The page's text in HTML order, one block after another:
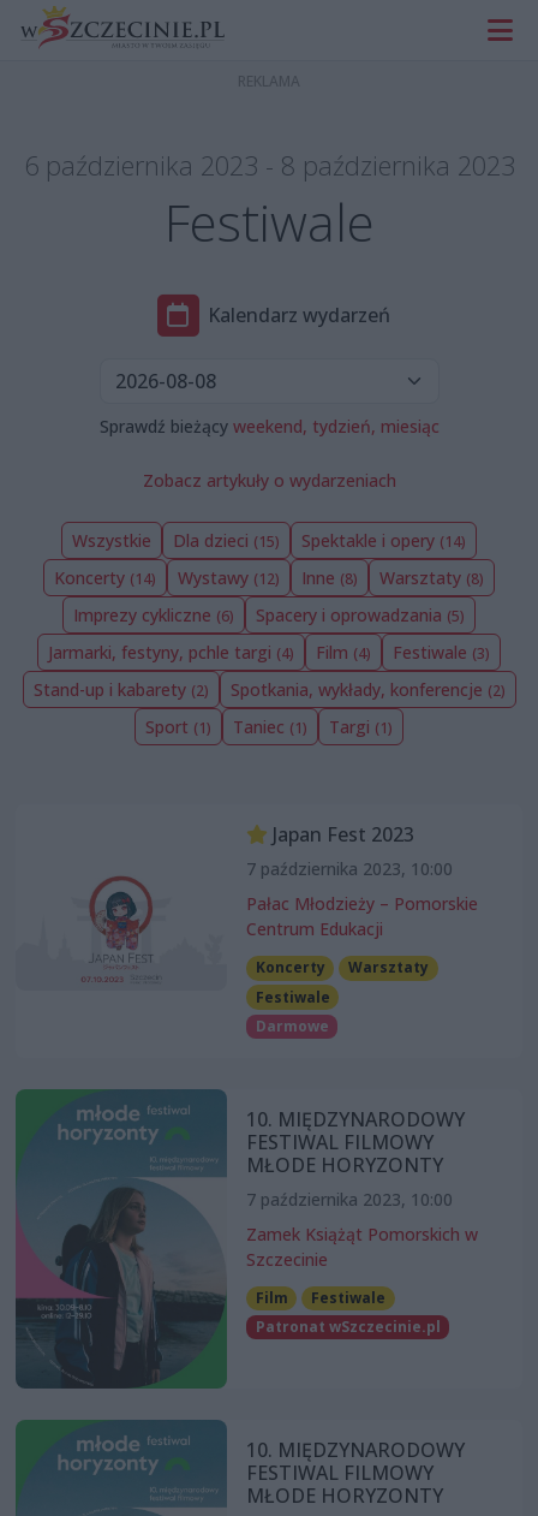
6 października 2023 - 8 października 2023
Festiwale
Kalendarz wydarzeń
Sprawdź bieżący weekend, tydzień, miesiąc
Zobacz artykuły o wydarzeniach
Wszystkie Dla dzieci (15) Spektakle i opery (14)
Koncerty (14) Wystawy (12) Inne (8) Warsztaty (8)
Imprezy cykliczne (6) Spacery i oprowadzania (5)
Jarmarki, festyny, pchle targi (4) Film (4) Festiwale (3)
Stand-up i kabarety (2) Spotkania, wykłady, konferencje (2)
Sport (1) Taniec (1) Targi (1)
Japan Fest 2023
7 października 2023, 10:00
Pałac Młodzieży – Pomorskie
Centrum Edukacji
Koncerty
Warsztaty
Festiwale
Darmowe
10. MIĘDZYNARODOWY
FESTIWAL FILMOWY
MŁODE HORYZONTY
7 października 2023, 10:00
Zamek Książąt Pomorskich w
Szczecinie
Film
Festiwale
Patronat wSzczecinie.pl
10. MIĘDZYNARODOWY
FESTIWAL FILMOWY
MŁODE HORYZONTY